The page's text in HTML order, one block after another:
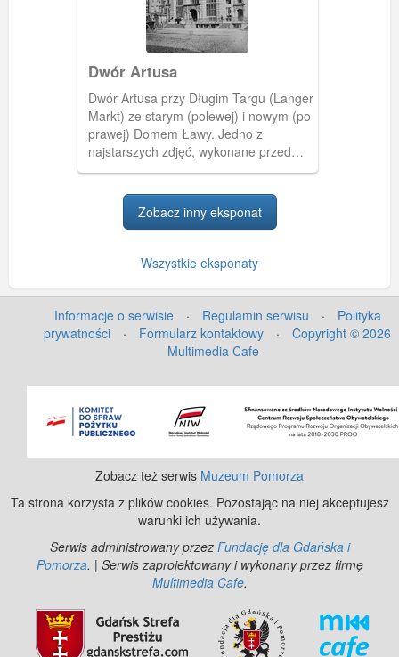
Dwór Artusa
Dwór Artusa przy Długim Targu (Langer
Markt) ze starym (polewej) i nowym (po
prawej) Domem Ławy. Jedno z
najstarszych zdjęć, wykonane przed
remontem Dworu w 1879 r.(Fot. A.
[IDX:1347,1117]Zobacz inny eksponat
Wszystkie eksponaty
Informacje o serwisie · Regulamin serwisu ·
Polityka
prywatności
· Formularz kontaktowy ·
Copyright © 2026
Multimedia Cafe
Zobacz też serwis Muzeum Pomorza
Ta strona korzysta z plików cookies. Pozostając na niej akceptujesz
warunki ich używania.
Serwis administrowany przez Fundację dla Gdańska i
Pomorza. | Serwis zaprojektowany i wykonany przez firmę
Multimedia Cafe.